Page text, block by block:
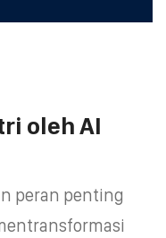
oleh AI
peran penting